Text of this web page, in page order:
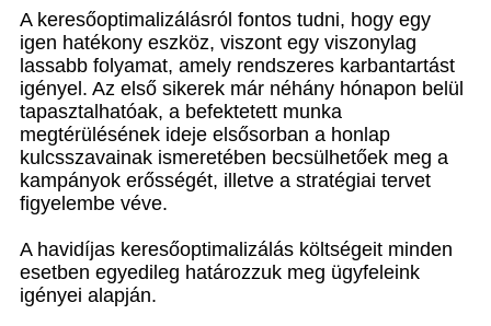
A keresőoptimalizálásról fontos tudni, hogy egy
igen hatékony eszköz, viszont egy viszonylag
lassabb folyamat, amely rendszeres karbantartást
igényel. Az első sikerek már néhány hónapon belül
tapasztalhatóak, a befektetett munka
megtérülésének ideje elsősorban a honlap
kulcsszavainak ismeretében becsülhetőek meg a
kampányok erősségét, illetve a stratégiai tervet
figyelembe véve.
A havidíjas keresőoptimalizálás költségeit minden
esetben egyedileg határozzuk meg ügyfeleink
igényei alapján.